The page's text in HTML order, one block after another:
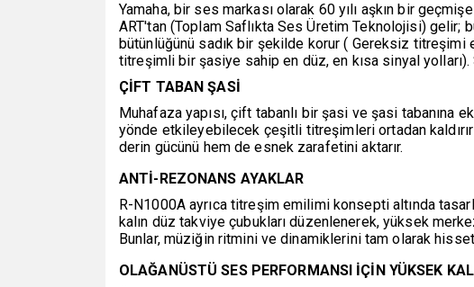
Yamaha, bir ses markası olarak 60 yılı aşkın bir
ART'tan (Toplam Saflıkta Ses Üretim Teknolojisi)
bütünlüğünü sadık bir şekilde korur ( Gereksiz
titreşimli bir şasiye sahip en düz, en kısa sinyal
ÇİFT TABAN ŞASİ
Muhafaza yapısı, çift tabanlı bir şasi ve şasi tabanına
yönde etkileyebilecek çeşitli titreşimleri ortadan kaldırır
derin gücünü hem de esnek zarafetini aktarır.
ANTİ-REZONANS AYAKLAR
R-N1000A ayrıca titreşim emilimi konsepti altında
kalın düz takviye çubukları düzenlenerek, yüksek
Bunlar, müziğin ritmini ve dinamiklerini tam olarak
OLAĞANÜSTÜ SES PERFORMANSI İÇİN YÜKSEK